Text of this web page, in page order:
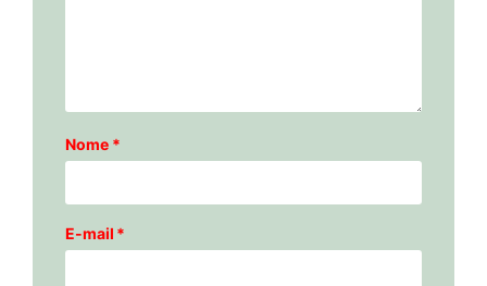
Nome *
E-mail *